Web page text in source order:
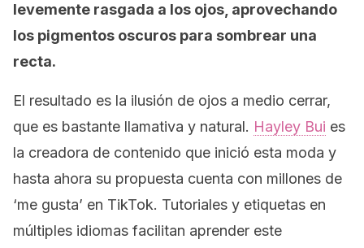
levemente rasgada a los ojos, aprovechando
los pigmentos oscuros para sombrear una
recta.
El resultado es la ilusión de ojos a medio cerrar,
que es bastante llamativa y natural. Hayley Bui es
la creadora de contenido que inició esta moda y
hasta ahora su propuesta cuenta con millones de
‘me gusta’ en TikTok. Tutoriales y etiquetas en
múltiples idiomas facilitan aprender este